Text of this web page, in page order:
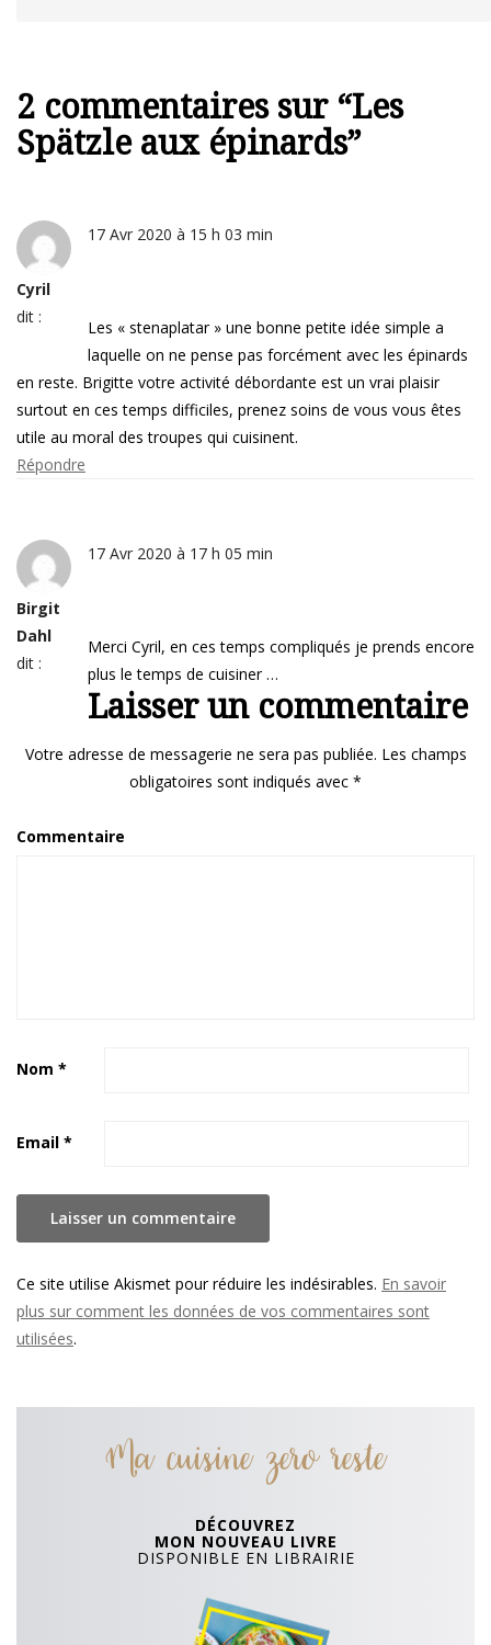
2 commentaires sur “Les
Spätzle aux épinards”
Cyril
dit :
17 Avr 2020 à 15 h 03 min
Les « stenaplatar » une bonne petite idée simple a
laquelle on ne pense pas forcément avec les épinards
en reste. Brigitte votre activité débordante est un vrai plaisir
surtout en ces temps difficiles, prenez soins de vous vous êtes
utile au moral des troupes qui cuisinent.
Répondre
Birgit
Dahl
dit :
17 Avr 2020 à 17 h 05 min
Merci Cyril, en ces temps compliqués je prends encore
plus le temps de cuisiner …
Laisser un commentaire
Votre adresse de messagerie ne sera pas publiée. Les champs
obligatoires sont indiqués avec *
Commentaire
Nom *
Email *
Ce site utilise Akismet pour réduire les indésirables. En savoir
plus sur comment les données de vos commentaires sont
utilisées.
Ma cuisine zero reste
DÉCOUVREZ
MON NOUVEAU LIVRE
DISPONIBLE EN LIBRAIRIE